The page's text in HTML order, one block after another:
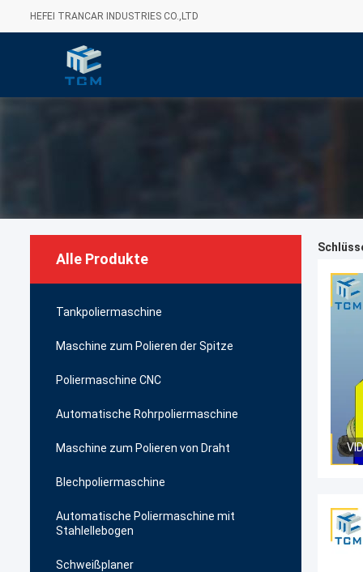
HEFEI TRANCAR INDUSTRIES CO.,LTD
Alle Produkte
Tankpoliermaschine
Maschine zum Polieren der Spitze
Poliermaschine CNC
Automatische Rohrpoliermaschine
Maschine zum Polieren von Draht
Blechpoliermaschine
Automatische Poliermaschine mit
Stahlellebogen
Schweißplaner